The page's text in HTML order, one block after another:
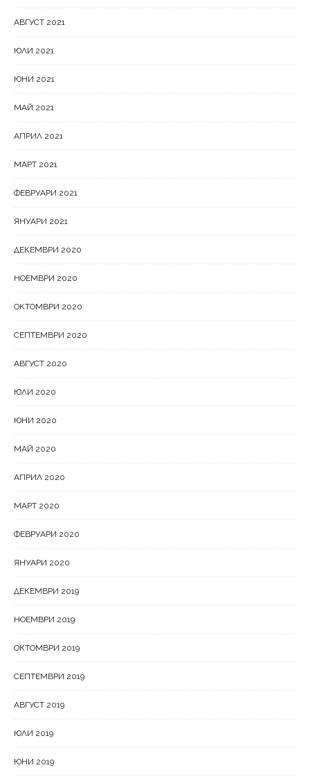
АВГУСТ 2021
ЮЛИ 2021
ЮНИ 2021
МАЙ 2021
АПРИЛ 2021
МАРТ 2021
ФЕВРУАРИ 2021
ЯНУАРИ 2021
ДЕКЕМВРИ 2020
НОЕМВРИ 2020
ОКТОМВРИ 2020
СЕПТЕМВРИ 2020
АВГУСТ 2020
ЮЛИ 2020
ЮНИ 2020
МАЙ 2020
АПРИЛ 2020
МАРТ 2020
ФЕВРУАРИ 2020
ЯНУАРИ 2020
ДЕКЕМВРИ 2019
НОЕМВРИ 2019
ОКТОМВРИ 2019
СЕПТЕМВРИ 2019
АВГУСТ 2019
ЮЛИ 2019
ЮНИ 2019